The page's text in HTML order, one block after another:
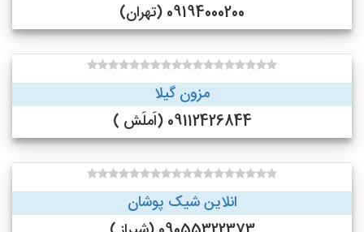
09194000200 (تهران)
مزون گیلا
09112426844 (اَملَش )
انلاین شیک پوشان